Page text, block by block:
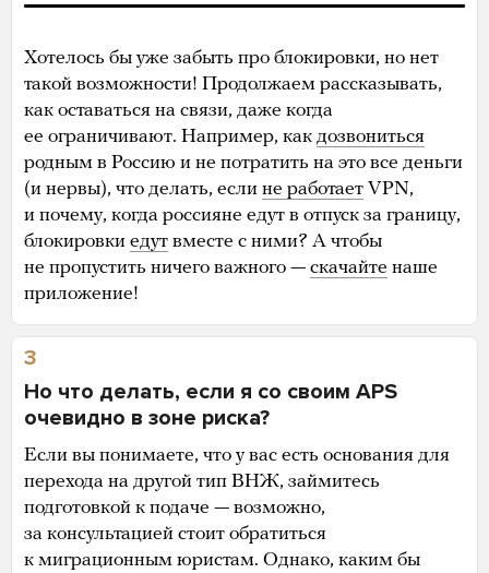
Хотелось бы уже забыть про блокировки, но нет
такой возможности! Продолжаем рассказывать,
как оставаться на связи, даже когда
ее ограничивают. Например, как дозвониться
родным в Россию и не потратить на это все деньги
(и нервы), что делать, если не работает VPN,
и почему, когда россияне едут в отпуск за границу,
блокировки едут вместе с ними? А чтобы
не пропустить ничего важного — скачайте наше
приложение!
3
Но что делать, если я со своим APS
очевидно в зоне риска?
Если вы понимаете, что у вас есть основания для
перехода на другой тип ВНЖ, займитесь
подготовкой к подаче — возможно,
за консультацией стоит обратиться
к миграционным юристам. Однако, каким бы